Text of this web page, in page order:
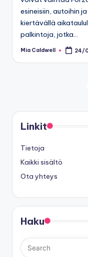
esineisiin, autoihin
kiertävällä
palkintoja, jotka…
Posted
Mia Caldwell 24/
Linkit
Tietoja
Kaikki sisältö
Ota yhteys
Haku